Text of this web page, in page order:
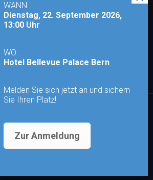
- Alle Rechte vorbehalten |
WANN:
Dienstag, 22. September 2026,
13:00 Uhr
WO:
Hotel Bellevue Palace Bern
Melden Sie sich jetzt an und sichern
Sie Ihren Platz!
Zur Anmeldung